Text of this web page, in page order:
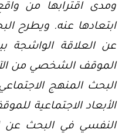
ومدى اقترابها من
ابتعادها عنه. ويطرح
عن العلاقة الواشجة
الموقف الشخصي من
البحث المنهج
الأبعاد الاجتماعية
النفسي في البحث عن